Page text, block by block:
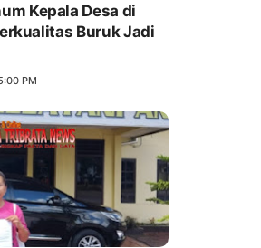
Kepala Desa di
Buruk Jadi
PM